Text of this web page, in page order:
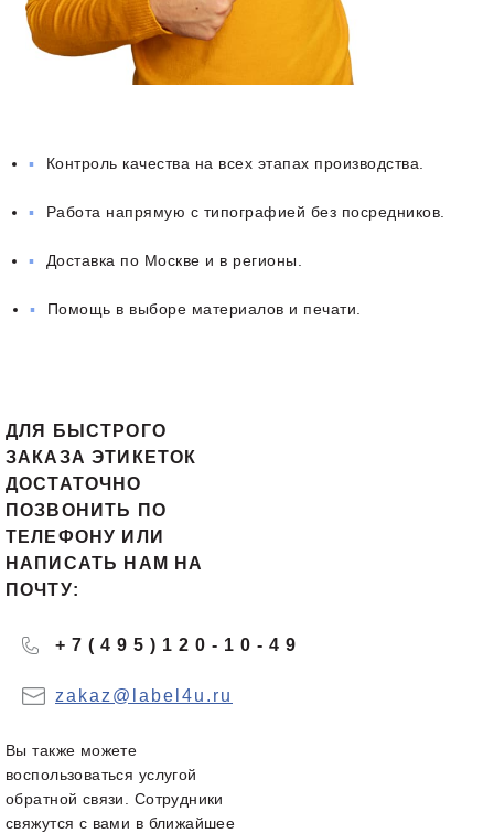
Контроль качества на всех этапах производства.
Работа напрямую с типографией без посредников.
Доставка по Москве и в регионы.
Помощь в выборе материалов и печати.
ДЛЯ БЫСТРОГО
ЗАКАЗА ЭТИКЕТОК
ДОСТАТОЧНО
ПОЗВОНИТЬ ПО
ТЕЛЕФОНУ ИЛИ
НАПИСАТЬ НАМ НА
ПОЧТУ:
+7(495)120-10-49
zakaz@label4u.ru
Вы также можете
воспользоваться услугой
обратной связи. Сотрудники
свяжутся с вами в ближайшее